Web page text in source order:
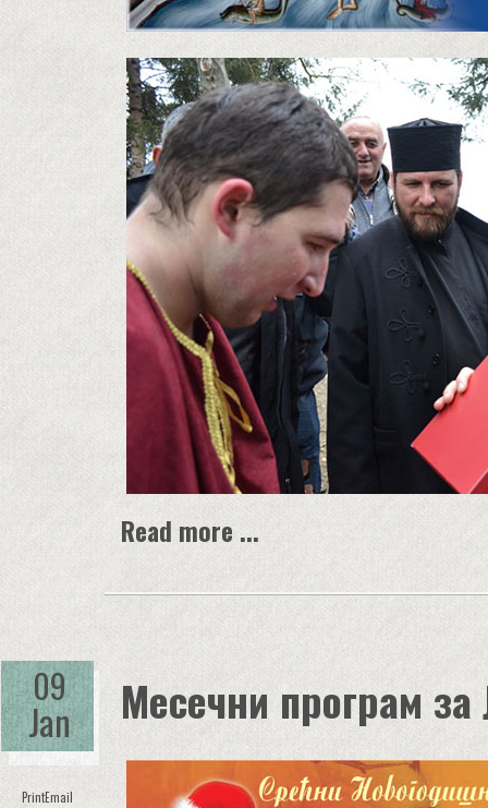
Read more ...
09
Jan
PrintEmail
Месечни програм